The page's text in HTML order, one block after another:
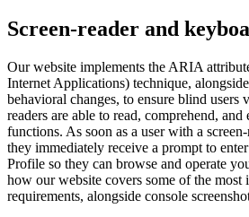
Screen-reader and
Our website implements the ARIA
Internet Applications) technique,
behavioral changes, to ensure blind users
readers are able to read, comprehend, and
functions. As soon as a user with a
they immediately receive a prompt to
Profile so they can browse and operate
how our website covers some of the most
requirements, alongside console